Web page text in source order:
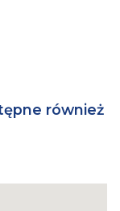
również